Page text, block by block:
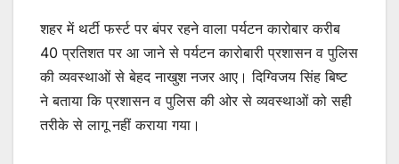
शहर में थर्टी फर्स्ट पर बंपर रहने वाला पर्यटन कारोबार करीब
40 प्रतिशत पर आ जाने से पर्यटन कारोबारी प्रशासन व पुलिस
की व्यवस्थाओं से बेहद नाखुश नजर आए। दिग्विजय सिंह बिष्ट
ने बताया कि प्रशासन व पुलिस की ओर से व्यवस्थाओं को सही
तरीके से लागू नहीं कराया गया।